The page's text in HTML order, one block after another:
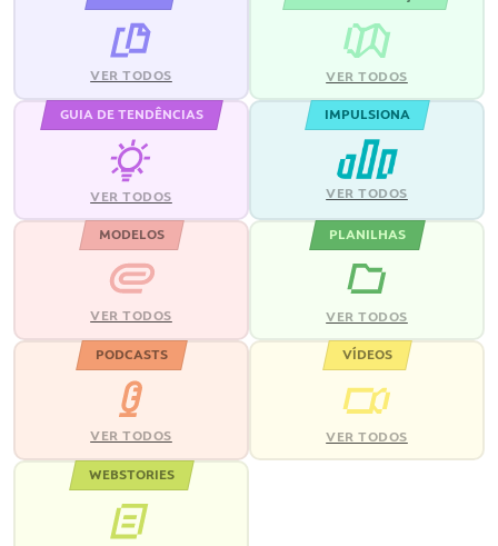
VER TODOS VER TODOS
GUIA DE TENDÊNCIAS
VER TODOS
IMPULSIONA
VER TODOS
MODELOS
VER TODOS
PLANILHAS
VER TODOS
PODCASTS
VER TODOS
VÍDEOS
VER TODOS
WEBSTORIES